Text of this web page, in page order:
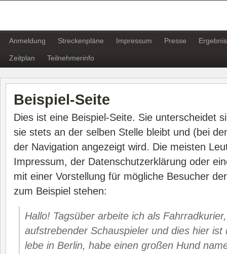
Anmeldung Streckenpläne Impressum Presse
Zeitplan Teilnehmerinfo
Beispiel-Seite
Dies ist eine Beispiel-Seite. Sie unterscheidet
sie stets an der selben Stelle bleibt und (bei
der Navigation angezeigt wird. Die meisten
Impressum, der Datenschutzerklärung oder
mit einer Vorstellung für mögliche Besucher
zum Beispiel stehen:
Hallo! Tagsüber arbeite ich als
aufstrebender Schauspieler und dies hier ist
lebe in Berlin, habe einen großen Hund